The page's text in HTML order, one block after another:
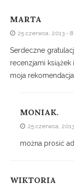
MARTA
25 czerwca, 2013 -
Serdeczne
recenzjami
moja
MONIAK.
25 czerwca,
można prosić
WIKTORIA